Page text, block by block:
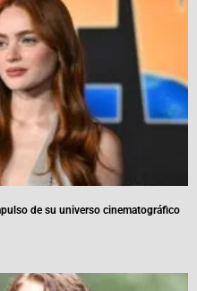
de su universo cinematográfico